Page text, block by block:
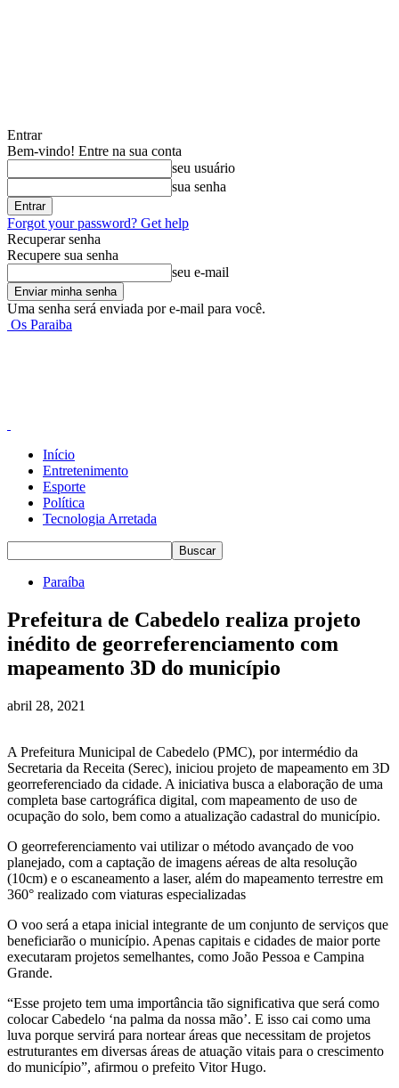
Entrar
Bem-vindo! Entre na sua conta
seu usuário
sua senha
Forgot your password? Get help
Recuperar senha
Recupere sua senha
seu e-mail
Uma senha será enviada por e-mail para você.
Os Paraiba
Início
Entretenimento
Esporte
Política
Tecnologia Arretada
Paraíba
Prefeitura de Cabedelo realiza projeto
inédito de georreferenciamento com
mapeamento 3D do município
abril 28, 2021
A Prefeitura Municipal de Cabedelo (PMC), por intermédio da
Secretaria da Receita (Serec), iniciou projeto de mapeamento em 3D
georreferenciado da cidade. A iniciativa busca a elaboração de uma
completa base cartográfica digital, com mapeamento de uso de
ocupação do solo, bem como a atualização cadastral do município.
O georreferenciamento vai utilizar o método avançado de voo
planejado, com a captação de imagens aéreas de alta resolução
(10cm) e o escaneamento a laser, além do mapeamento terrestre em
360° realizado com viaturas especializadas
O voo será a etapa inicial integrante de um conjunto de serviços que
beneficiarão o município. Apenas capitais e cidades de maior porte
executaram projetos semelhantes, como João Pessoa e Campina
Grande.
“Esse projeto tem uma importância tão significativa que será como
colocar Cabedelo ‘na palma da nossa mão’. E isso cai como uma
luva porque servirá para nortear áreas que necessitam de projetos
estruturantes em diversas áreas de atuação vitais para o crescimento
do município”, afirmou o prefeito Vitor Hugo.